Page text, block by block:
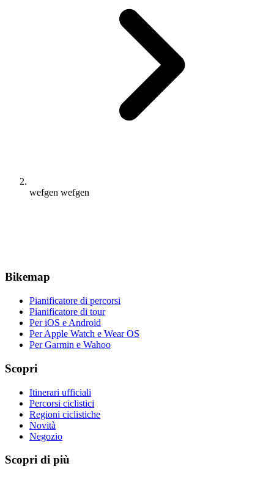
wefgen wefgen
Bikemap
Pianificatore di percorsi
Pianificatore di tour
Per iOS e Android
Per Apple Watch e Wear OS
Per Garmin e Wahoo
Scopri
Itinerari ufficiali
Percorsi ciclistici
Regioni ciclistiche
Novità
Negozio
Scopri di più